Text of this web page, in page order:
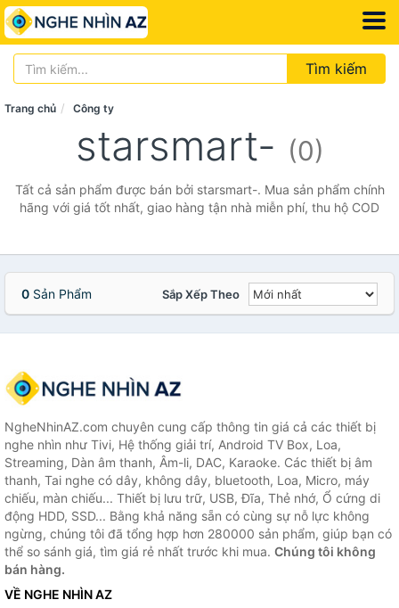
Tìm kiếm
Trang chủ Công ty
starsmart- (0)
Tất cả sản phẩm được bán bởi starsmart-. Mua sản phẩm chính
hãng với giá tốt nhất, giao hàng tận nhà miễn phí, thu hộ COD
0 Sản Phẩm Sắp Xếp Theo
NgheNhinAZ.com chuyên cung cấp thông tin giá cả các thiết bị
nghe nhìn như Tivi, Hệ thống giải trí, Android TV Box, Loa,
Streaming, Dàn âm thanh, Âm-li, DAC, Karaoke. Các thiết bị âm
thanh, Tai nghe có dây, không dây, bluetooth, Loa, Micro, máy
chiếu, màn chiếu... Thiết bị lưu trữ, USB, Đĩa, Thẻ nhớ, Ổ cứng di
động HDD, SSD... Bằng khả năng sẵn có cùng sự nỗ lực không
ngừng, chúng tôi đã tổng hợp hơn 280000 sản phẩm, giúp bạn có
thể so sánh giá, tìm giá rẻ nhất trước khi mua. Chúng tôi không
bán hàng.
VỀ NGHE NHÌN AZ